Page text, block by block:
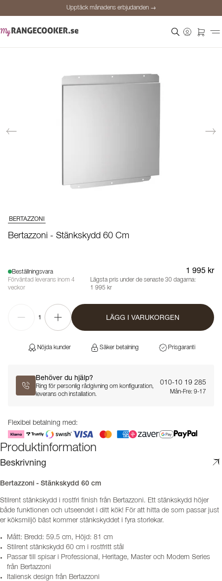
Upptäck månadens erbjudanden →
Upptäck månadens erbjudanden →
BERTAZZONI
Bertazzoni - Stänkskydd 60 Cm
Beställningsvara
Förväntad leverans inom 4
veckor
1 995 kr
Lägsta pris under de senaste 30 dagarna:
1 995 kr
1 LÄGG I VARUKORGEN
Nöjda kunder Säker betalning Prisgaranti
Behöver du hjälp?
Ring för personlig rådgivning om konfiguration,
leverans och installation.
010-10 19 285
Mån-Fre: 9-17
Flexibel betalning med:
Produktinformation
Beskrivning
Bertazzoni - Stänkskydd 60 cm
Stilrent stänkskydd i rostfri finish från Bertazzoni. Ett stänkskydd höjer
både funktionen och utseendet i ditt kök! För att hitta de som passar just
er köksmiljö bäst kommer stänkskyddet i fyra storlekar.
Mått: Bredd: 59.5 cm, Höjd: 81 cm
Stilrent stänkskydd 60 cm i rostfritt stål
Passar till spisar i Professional, Heritage, Master och Modern Series
från Bertazzoni
Italiensk design från Bertazzoni